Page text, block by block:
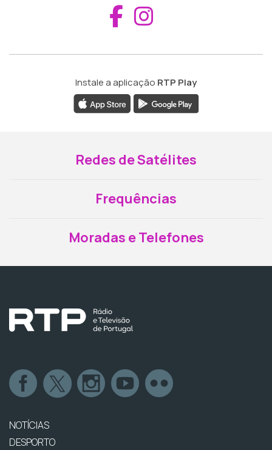
Aceder ao
Instale a aplicação RTP Play
Redes de Satélites
Frequências
Moradas e Telefones
NOTÍCIAS
DESPORTO